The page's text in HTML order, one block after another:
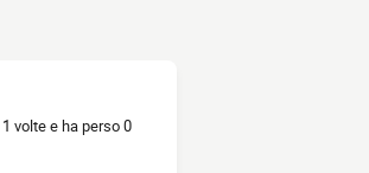
volte e ha perso 0